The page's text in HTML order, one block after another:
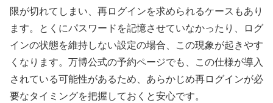
限が切れてしまい、再ログインを求められるケースもあり
ます。とくにパスワードを記憶させていなかったり、ログ
インの状態を維持しない設定の場合、この現象が起きやす
くなります。万博公式の予約ページでも、この仕様が導入
されている可能性があるため、あらかじめ再ログインが必
要なタイミングを把握しておくと安心です。